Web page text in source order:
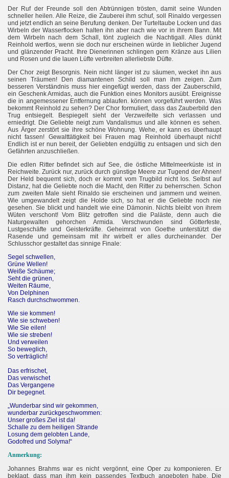
Der Ruf der Freunde soll den Abtrünnigen trösten, damit seine Wunden
schneller heilen. Alle Reize, die Zauberei ihm schuf, soll Rinaldo vergessen
und jetzt endlich an seine Berufung denken. Der Turteltaube Locken und das
Wirbeln der Wasserflocken halten ihn aber nach wie vor in ihrem Bann. Mit
dem Wirbeln nach dem Schall, tönt zugleich die Nachtigall. Alles dünkt
Reinhold wertlos, wenn sie doch nur erscheinen würde in lieblicher Jugend
und glänzender Pracht. Ihre Dienerinnen schlingen gern Kränze aus Lilien
und Rosen und die lauen Lüfte verbreiten allerliebste Düfte.
Der Chor zeigt Besorgnis. Nein nicht länger ist zu säumen, wecket ihn aus
seinen Träumen! Den diamantenen Schild soll man ihm zeigen. Zum
besseren Verständnis muss hier eingefügt werden, dass der Zauberschild,
ein Geschenk Armidas, auch die Funktion eines Monitors ausübt. Ereignisse
die in angemessener Entfernung ablaufen. können vorgeführt werden. Was
bekommt Reinhold zu sehen? Der Chor formuliert, dass das Zauberbild den
Trug entsiegelt. Bespiegelt sieht der Verzweifelte sich verlassen und
erniedrigt. Die Geliebte neigt zum Vandalismus und alle können es sehen.
Aus Ärger zerstört sie ihre schöne Wohnung. Wehe, er kann es überhaupt
nicht fassen! Gewalttätigkeit bei Frauen mag Reinhold überhaupt nicht!
Endlich ist er nun bereit, der Geliebten endgültig zu entsagen und sich den
Gefährten anzuschließen.
Die edlen Ritter befindet sich auf See, die östliche Mittelmeerküste ist in
Reichweite. Zurück nur, zurück durch günstige Meere zur Tugend der Ahnen!
Der Held bequemt sich, doch er kommt vom Trugbild nicht los. Selbst auf
Distanz, hat die Geliebte noch die Macht, den Ritter zu beherrschen. Schon
zum zweiten Male sieht Rinaldo sie erscheinen und jammern und weinen.
Wie umgewandelt zeigt die Holde sich, so hat er die Geliebte noch nie
gesehen. Sie blickt und handelt wie eine Dämonin. Nichts bleibt von ihrem
Wüten verschont! Vom Blitz getroffen sind die Paläste, denn auch die
Naturgewalten gehorchen Armida. Verschwunden sind Götterfeste,
Lustgeschäfte und Geisterkräfte. Geheimrat von Goethe unterstützt die
Rasende und gemeinsam mit ihr wirbelt er alles durcheinander. Der
Schlusschor gestaltet das sinnige Finale:
Segel schwellen,
Grüne Wellen!
Weiße Schäume;
Seht die grünen,
Weiten Räume,
Von Delphinen
Rasch durchschwommen.
Wie sie kommen!
Wie sie schweben!
Wie Sie eilen!
Wie sie streben!
Und verweilen
So beweglich,
So verträglich!
Das erfrischet,
Das verwischet
Das Vergangene
Dir begegnet.
„Wunderbar sind wir gekommen,
wunderbar zurückgeschwommen:
Unser großes Ziel ist da!
Schalle zu dem heiligen Strande
Losung dem gelobten Lande,
Godofred und Solyma!“
Anmerkung:
Johannes Brahms war es nicht vergönnt, eine Oper zu komponieren. Er
beklagt, dass man ihm kein passendes Textbuch angeboten habe. Die